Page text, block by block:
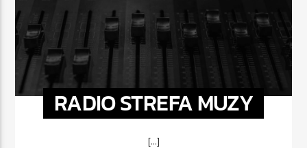
RADIO STREFA MUZY
[...]